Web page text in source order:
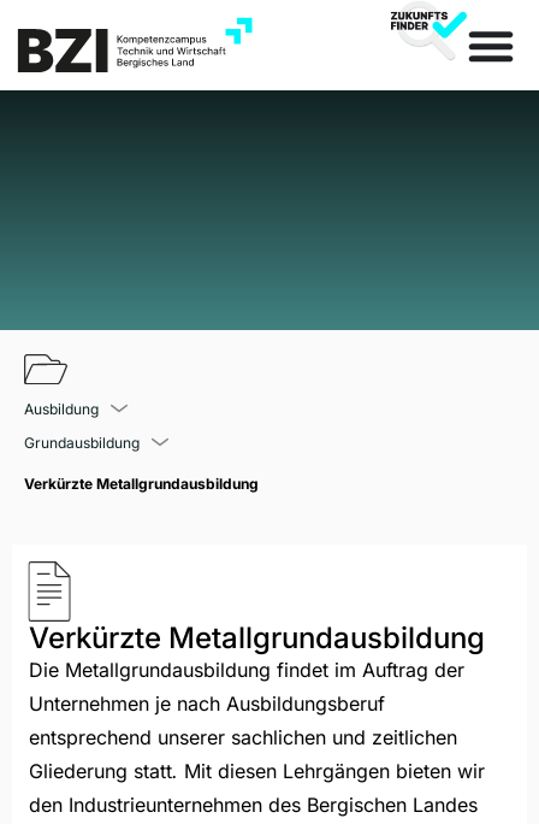
Ausbildung
Grundausbildung
Verkürzte Metallgrundausbildung
Verkürzte Metallgrundausbildung
Die Metallgrundausbildung findet im Auftrag der
Unternehmen je nach Ausbildungsberuf
entsprechend unserer sachlichen und zeitlichen
Gliederung statt. Mit diesen Lehrgängen bieten wir
den Industrieunternehmen des Bergischen Landes